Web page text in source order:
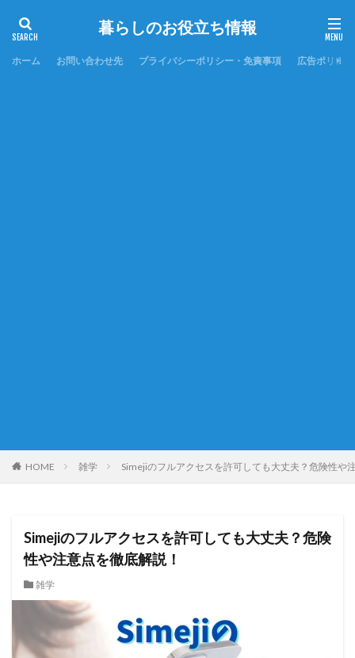
暮らしのお役立ち情報
ホーム お問い合わせ先 プライバシーポリシー・免責事項 広告ポリシー
HOME 雑学 Simejiのフルアクセスを許可しても大丈夫？危険性や
Simejiのフルアクセスを許可しても大丈夫？危険
性や注意点を徹底解説！
雑学